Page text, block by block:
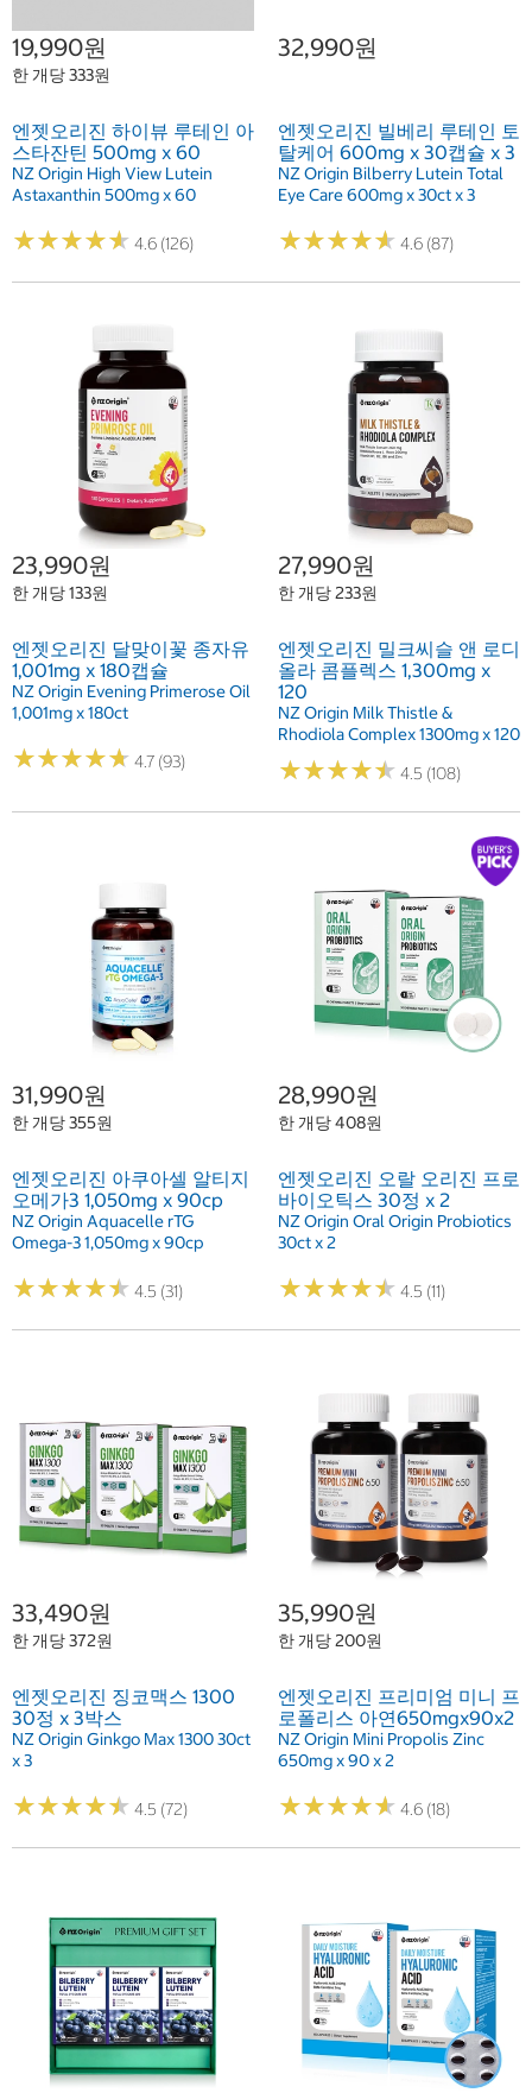
19,990원
한 개당 333원
엔젯오리진 하이뷰 루테인 아
스타잔틴 500mg x 60
NZ Origin High View Lutein
Astaxanthin 500mg x 60
★★★★★
★★★★★ 4.6 (126)
32,990원
엔젯오리진 빌베리 루테인 토
탈케어 600mg x 30캡슐 x 3
NZ Origin Bilberry Lutein Total
Eye Care 600mg x 30ct x 3
★★★★★
★★★★★ 4.6 (87)
23,990원
한 개당 133원
엔젯오리진 달맞이꽃 종자유
1,001mg x 180캡슐
NZ Origin Evening Primerose Oil
1,001mg x 180ct
★★★★★
★★★★★ 4.7 (93)
27,990원
한 개당 233원
엔젯오리진 밀크씨슬 앤 로디
올라 콤플렉스 1,300mg x
120
NZ Origin Milk Thistle &
Rhodiola Complex 1300mg x 120
★★★★★
★★★★★ 4.5 (108)
31,990원
한 개당 355원
엔젯오리진 아쿠아셀 알티지
오메가3 1,050mg x 90cp
NZ Origin Aquacelle rTG
Omega-3 1,050mg x 90cp
★★★★★
★★★★★ 4.5 (31)
28,990원
한 개당 408원
엔젯오리진 오랄 오리진 프로
바이오틱스 30정 x 2
NZ Origin Oral Origin Probiotics
30ct x 2
★★★★★
★★★★★ 4.5 (11)
33,490원
한 개당 372원
엔젯오리진 징코맥스 1300
30정 x 3박스
NZ Origin Ginkgo Max 1300 30ct
x 3
★★★★★
★★★★★ 4.5 (72)
35,990원
한 개당 200원
엔젯오리진 프리미엄 미니 프
로폴리스 아연650mgx90x2
NZ Origin Mini Propolis Zinc
650mg x 90 x 2
★★★★★
★★★★★ 4.6 (18)